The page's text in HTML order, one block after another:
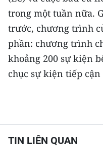
Trung du và miền núi
Đồng bằng sông Hồng
Bắc Trung Bộ
Duyên hải Nam
trong một tuần nữa.
trước, chương trình
phần: chương trình
khoảng 200 sự kiện
chục sự kiện tiếp cận
TIN LIÊN QUAN